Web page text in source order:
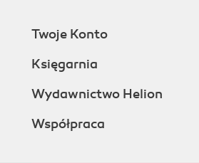
Twoje Konto
Księgarnia
Wydawnictwo Helion
Współpraca